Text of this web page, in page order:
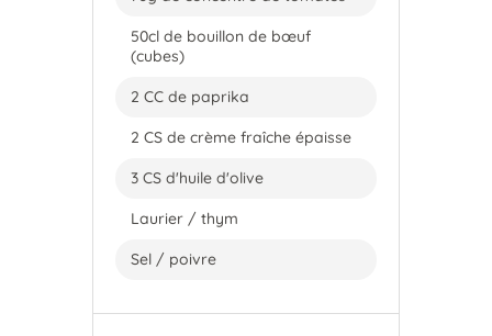
50cl de bouillon de bœuf
(cubes)
2 CC de paprika
2 CS de crème fraîche épaisse
3 CS d'huile d'olive
Laurier / thym
Sel / poivre